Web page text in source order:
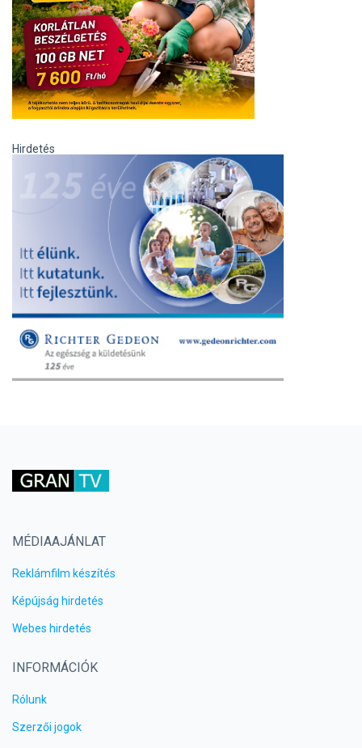
Hirdetés
MÉDIAAJÁNLAT
Reklámfilm készítés
Képújság hirdetés
Webes hirdetés
INFORMÁCIÓK
Rólunk
Szerzői jogok